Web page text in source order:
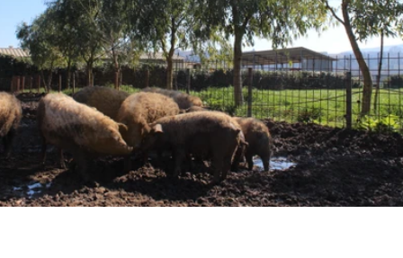
Spezie e salamoie: come
nasce il sapore nei
salumi tradizionali
Sale, pepe, finocchietto e aromi: cosa
cambia davvero tra ricette e territori